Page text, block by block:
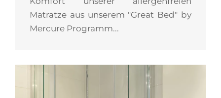
Matratze aus unserem "Great Bed" by
Mercure Programm...